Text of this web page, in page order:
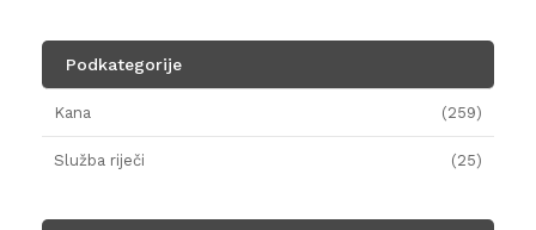
Podkategorije
Kana (259)
Služba riječi (25)